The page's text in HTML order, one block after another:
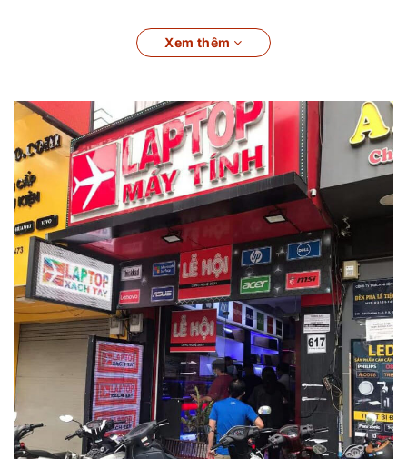
Hiệu suất ổn định, khả năng xử lý mượt mà
Dell Precision 5560 sẽ được trang bị bộ vi xử lí Intel Gen 11th
Tiger Lake được nâng cấp khả năng xử lý và hiệu năng đồ
họa hết sức tuyệt vời. Ngoài việc hỗ trợ chơi game mượt mà
hơn, chip Tiger Lake còn hỗ trợ nâng cao tác vụ AI nhờ vào
nhân xử lý chuyên dụng bên trong.
Với những dòng Work Station như Precision Dell hướng đến
những người thường xuyên phải làm việc liên tục chính vì
vậy đây chính là chọn lựa tuyệt vời. Đây là GPU được tối ưu
hoá cho các ứng dụng thiết kế đồ họa hay dựng hình 3D
chuyên nghiệp chạy mượt mà như AutoCAD hay Adobe,
thậm chí bạn còn có thể chơi các tựa game nặng AAA. dell
precision 5560 còn được trang bị NVIDIA Quadro A2000
Dell Precision 5560 cơ bản là 32GB bus 3200 và nâng cấp
tối đa là 64GB qua 2 khe, SSD 512GB với 4 khe NVME PCie
phục vụ tốt nhu cầu sử dụng của người dùng.
Thiết kế cứng cáp, chắc chắn
Xem thêm